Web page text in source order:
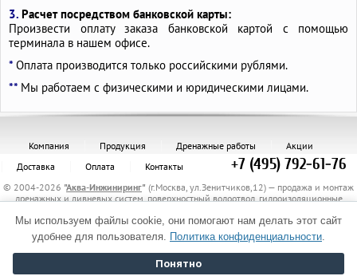
3. Расчет посредством банковской карты:
Произвести оплату заказа банковской картой с помощью
терминала в нашем офисе.
* Оплата производится только российскими рублями.
** Мы работаем с физическими и юридическими лицами.
Компания Продукция Дренажные работы
Акции
Доставка
Оплата Контакты +7 (495) 792-61-76
© 2004-2026 "Аква-Инжиниринг" (г.Москва, ул.Зенитчиков,12) — продажа и монтаж
дренажных и ливневых систем, поверхностный водоотвод, гидроизоляционные
для укрепления грунта, электрообогрев трубопроводов.
Политика обработки персональных данных
Мы используем файлы cookie, они помогают нам делать этот сайт
удобнее для пользователя. Политика конфиденциальности.
Понятно